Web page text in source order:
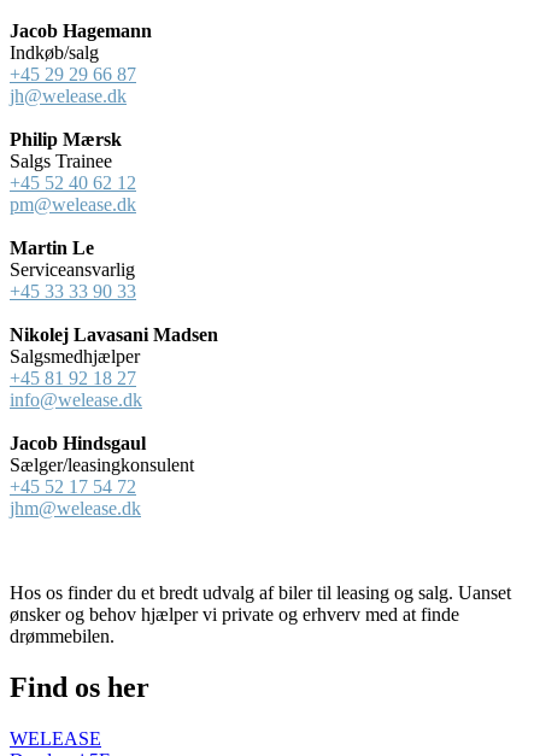
Jacob Hagemann
Indkøb/salg
+45 29 29 66 87
jh@welease.dk
Philip Mærsk
Salgs Trainee
+45 52 40 62 12
pm@welease.dk
Martin Le
Serviceansvarlig
+45 33 33 90 33
Nikolej Lavasani Madsen
Salgsmedhjælper
+45 81 92 18 27
info@welease.dk
Jacob Hindsgaul
Sælger/leasingkonsulent
+45 52 17 54 72
jhm@welease.dk
Hos os finder du et bredt udvalg af biler til leasing og salg. Uanset
ønsker og behov hjælper vi private og erhverv med at finde
drømmebilen.
Find os her
WELEASE